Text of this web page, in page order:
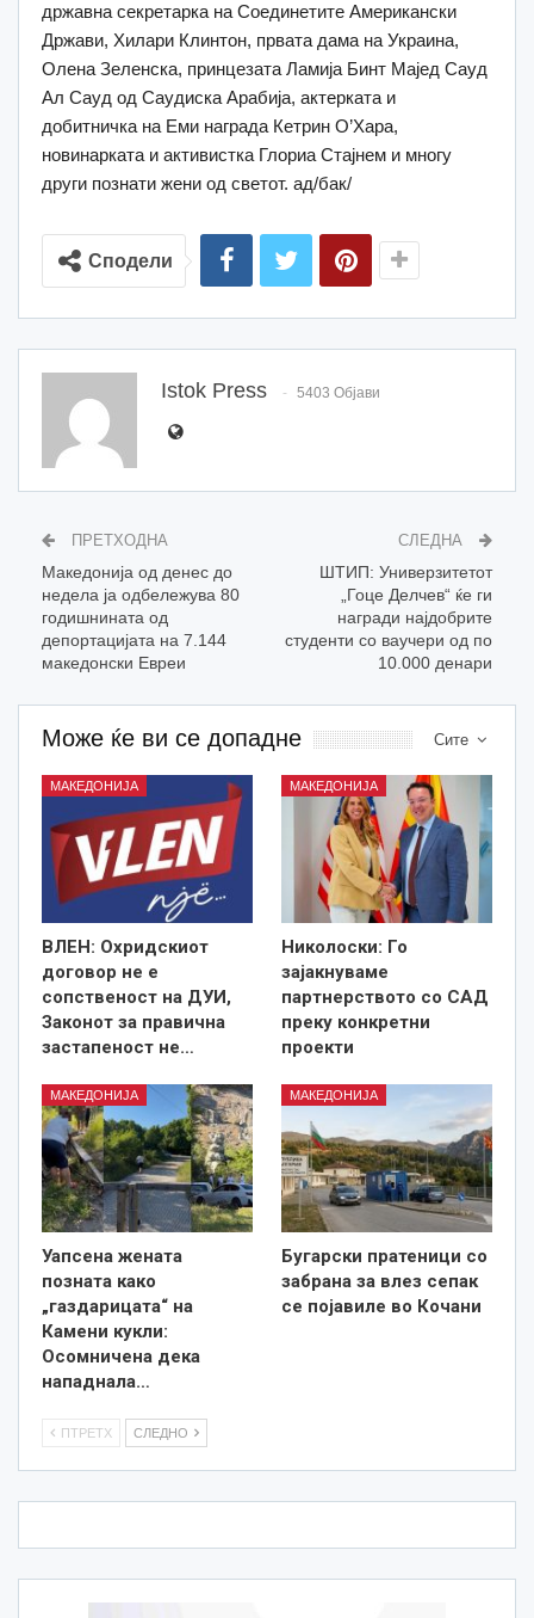
државна секретарка на Соединетите Американски
Држави, Хилари Клинтон, првата дама на Украина,
Олена Зеленска, принцезата Ламија Бинт Мајед Сауд
Ал Сауд од Саудиска Арабија, актерката и
добитничка на Еми награда Кетрин О’Хара,
новинарката и активистка Глориа Стајнем и многу
други познати жени од светот. ад/бак/
Сподели
Istok Press 5403 Објави
ПРЕТХОДНА
Maкедонија од денес до
недела ја одбележува 80
годишнината од
депортацијата на 7.144
македонски Евреи
СЛЕДНА
ШТИП: Универзитетот
„Гоце Делчев“ ќе ги
награди најдобрите
студенти со ваучери од по
10.000 денари
Сите
Може ќе ви се допадне
МАКЕДОНИЈА
ВЛЕН: Охридскиот
договор не е
сопственост на ДУИ,
Законот за правична
застапеност не…
МАКЕДОНИЈА
Николоски: Го
зајакнуваме
партнерството со САД
преку конкретни
проекти
МАКЕДОНИЈА
Уапсена жената
позната како
„газдарицата“ на
Камени кукли:
Осомничена дека
нападнала…
МАКЕДОНИЈА
Бугарски пратеници со
забрана за влез сепак
се појавиле во Кочани
ПТРЕТХ СЛЕДНО